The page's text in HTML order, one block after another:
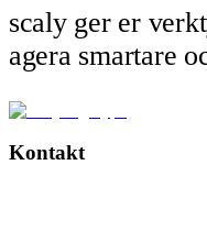
scaly ger er
agera smartare
Kontakt